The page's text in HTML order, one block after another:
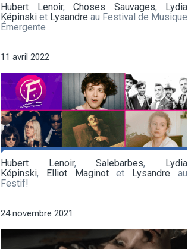
Hubert Lenoir, Choses Sauvages, Lydia
Képinski et Lysandre au Festival de Musique
Émergente
11 avril 2022
Hubert Lenoir,Salebarbes, Lydia
Képinski, Elliot Maginotet Lysandre au
Festif!
24 novembre 2021